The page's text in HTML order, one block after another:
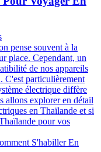
pense souvent à la
place. Cependant, un
de nos appareils
C'est particulièrement
électrique diffère
allons explorer en détail
en Thaïlande et si
pour vos